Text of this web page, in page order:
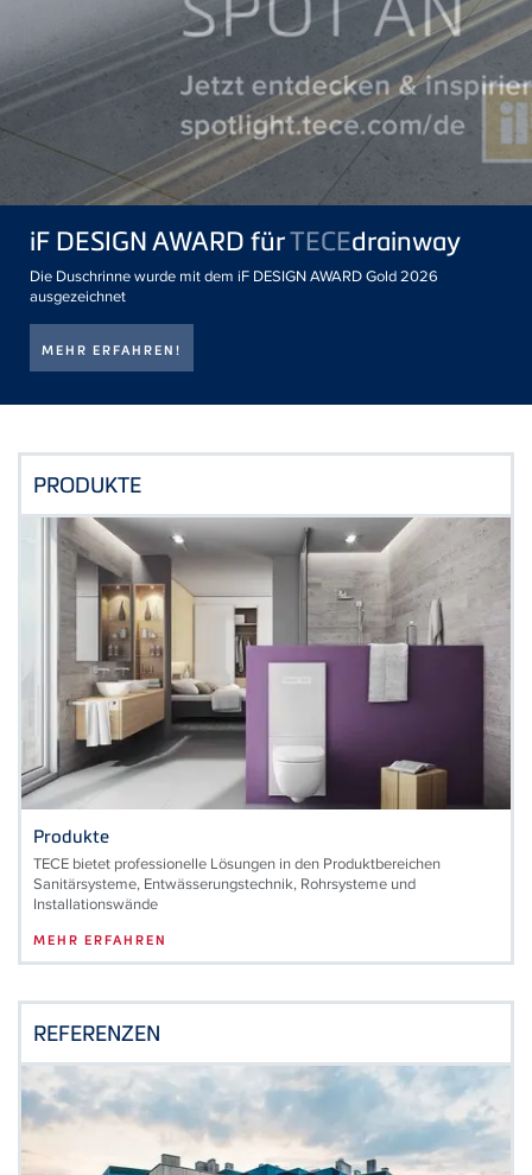
iF DESIGN AWARD fürTECEdrainway
Die Duschrinne wurde mit dem iF DESIGN AWARD Gold 2026
ausgezeichnet
MEHR ERFAHREN!
PRODUKTE
Produkte
TECE bietet professionelle Lösungen in den Produktbereichen
Sanitärsysteme, Entwässerungstechnik, Rohrsysteme und
Installationswände
MEHR ERFAHREN
REFERENZEN